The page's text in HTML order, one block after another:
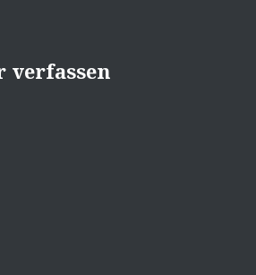
verfassen